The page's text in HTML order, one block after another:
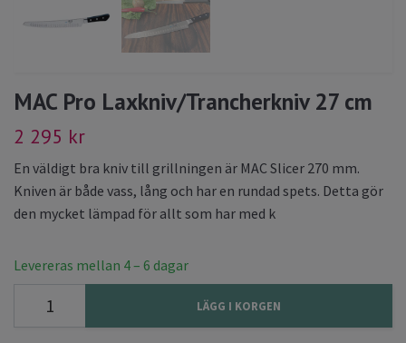
MAC Pro Laxkniv/Trancherkniv 27 cm
2 295 kr
En väldigt bra kniv till grillningen är MAC Slicer 270 mm.
Kniven är både vass, lång och har en rundad spets. Detta gör
den mycket lämpad för allt som har med k
Levereras mellan 4 – 6 dagar
LÄGG I KORGEN